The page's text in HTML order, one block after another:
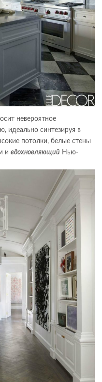
невероятное
идеально синтезируя в
потолки, белые стены
и вдохновляющий Нью-